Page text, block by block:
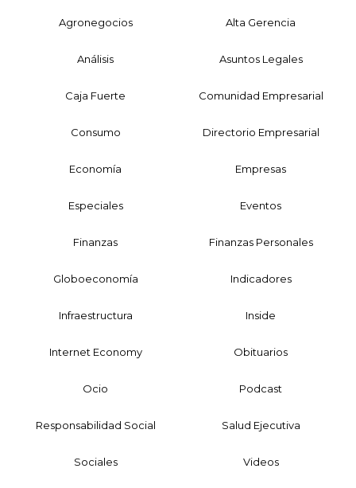
Agronegocios Alta Gerencia
Análisis Asuntos Legales
Caja Fuerte Comunidad Empresarial
Consumo Directorio Empresarial
Economía Empresas
Especiales Eventos
Finanzas Finanzas Personales
Globoeconomía Indicadores
Infraestructura Inside
Internet Economy Obituarios
Ocio Podcast
Responsabilidad Social Salud Ejecutiva
Sociales Videos